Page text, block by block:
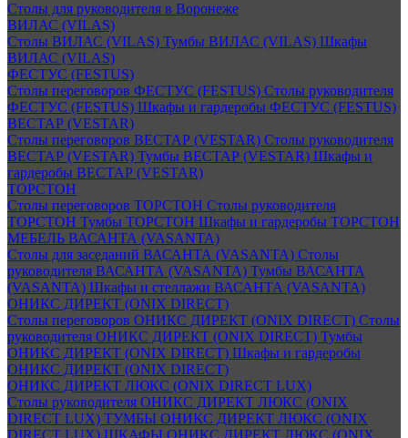
Столы для руководителя в Воронеже
ВИЛАС (VILAS)
Столы ВИЛАС (VILAS) Тумбы ВИЛАС (VILAS) Шкафы
ВИЛАС (VILAS)
ФЕСТУС (FESTUS)
Столы переговоров ФЕСТУС (FESTUS) Столы руководителя
ФЕСТУС (FESTUS) Шкафы и гардеробы ФЕСТУС (FESTUS)
ВЕСТАР (VESTAR)
Столы переговоров ВЕСТАР (VESTAR) Столы руководителя
ВЕСТАР (VESTAR) Тумбы ВЕСТАР (VESTAR) Шкафы и
гардеробы ВЕСТАР (VESTAR)
ТОРСТОН
Столы переговоров ТОРСТОН Столы руководителя
ТОРСТОН Тумбы ТОРСТОН Шкафы и гардеробы ТОРСТОН
МЕБЕЛЬ ВАСАНТА (VASANTA)
Столы для заседаний ВАСАНТА (VASANTA) Столы
руководителя ВАСАНТА (VASANTA) Тумбы ВАСАНТА
(VASANTA) Шкафы и стеллажи ВАСАНТА (VASANTA)
ОНИКС ДИРЕКТ (ONIX DIRECT)
Столы переговоров ОНИКС ДИРЕКТ (ONIX DIRECT) Столы
руководителя ОНИКС ДИРЕКТ (ONIX DIRECT) Тумбы
ОНИКС ДИРЕКТ (ONIX DIRECT) Шкафы и гардеробы
ОНИКС ДИРЕКТ (ONIX DIRECT)
ОНИКС ДИРЕКТ ЛЮКС (ONIX DIRECT LUX)
Столы руководителя ОНИКС ДИРЕКТ ЛЮКС (ONIX
DIRECT LUX) ТУМБЫ ОНИКС ДИРЕКТ ЛЮКС (ONIX